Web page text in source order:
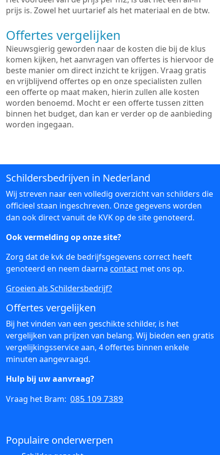
prijs is. Zowel het uurtarief als het materiaal en de btw.
Offertes vergelijken
Nieuwsgierig geworden naar de kosten die bij de klus
komen kijken, het aanvragen van offertes is hiervoor de
beste manier om direct inzicht te krijgen. Vraag gratis
en vrijblijvend offertes op en onze specialisten zullen
een offerte op maat maken, hierin zullen alle kosten
worden benoemd. Mocht er een offerte tussen zitten
binnen het budget, dan kan er verder op de aanbieding
worden ingegaan.
Schildersbedrijven in Nederland
Wij streven naar een volledig overzicht van schilders die
officieel staan ingeschreven. Onze gegevens worden
dan ook direct vanuit de KVK op de site genoteerd.
Ook vermelding op onze site?
Zorg dat de kvk de bedrijfsgegevens correct heeft
genoteerd en neem daarna contact met ons op.
Groeien als Schildersbedrijf?
Offertes vergelijken
Bij het vinden van een geschikte schilder, is het
vergelijken van prijzen van belang. Wij bieden een gratis
vergelijkingsservice aan, 4 offertes binnen enkele
minuten aangevraagd.
Hulp bij uw aanvraag?
Vraag het Bram: 085 109 7389
Populaire onderwerpen